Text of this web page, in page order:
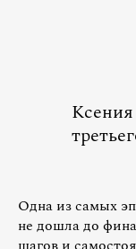
Одна из самых
не дошла до